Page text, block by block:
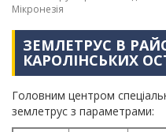
Мікронезія
ЗЕМЛЕТРУС В
КАРОЛІНСЬКИХ
Головним центром
землетрус з параметрами: